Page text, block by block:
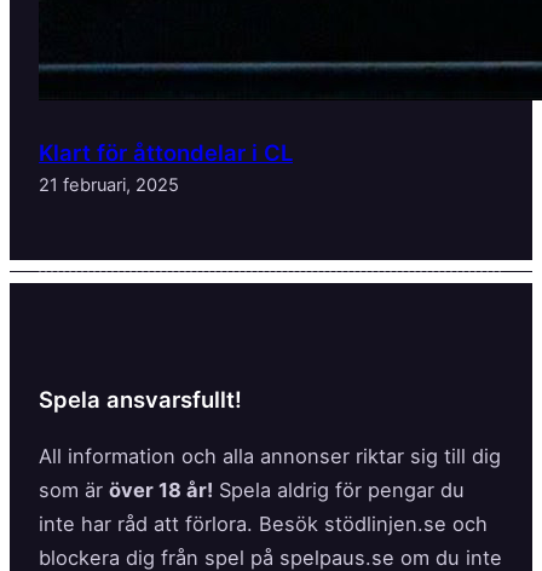
Klart för åttondelar i CL
21 februari, 2025
Spela ansvarsfullt!
All information och alla annonser riktar sig till dig
som är över 18 år! Spela aldrig för pengar du
inte har råd att förlora. Besök stödlinjen.se och
blockera dig från spel på spelpaus.se om du inte